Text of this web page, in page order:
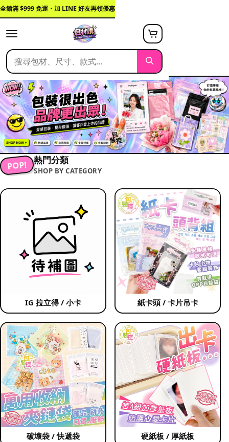
全館滿 $999 免運・加 LINE 好友再領優惠
POP! 熱門分類
SHOP BY CATEGORY
IG 拉立得 / 小卡 紙卡頭 / 卡片吊卡
破壞袋 / 快遞袋 硬紙板 / 厚紙板